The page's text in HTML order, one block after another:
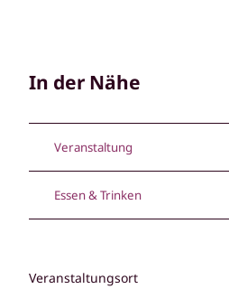
In der Nähe
Veranstaltung
Essen & Trinken
Veranstaltungsort